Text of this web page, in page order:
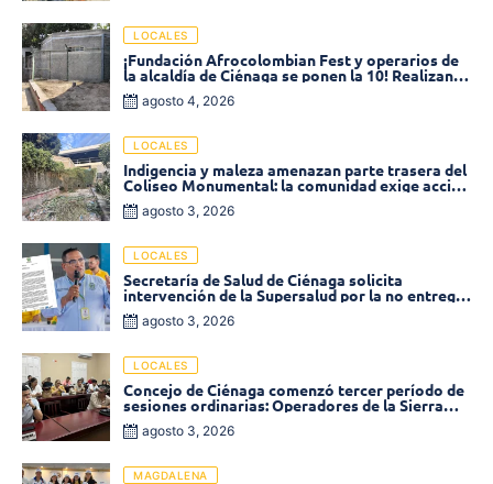
LOCALES
¡Fundación Afrocolombian Fest y operarios de
la alcaldía de Ciénaga se ponen la 10! Realizan
limpieza de la parte posterior del Coliseo
Monumental
agosto 4, 2026
LOCALES
Indigencia y maleza amenazan parte trasera del
Coliseo Monumental: la comunidad exige acción
inmediata!
agosto 3, 2026
LOCALES
Secretaría de Salud de Ciénaga solicita
intervención de la Supersalud por la no entrega
de medicamentos en las EPS
agosto 3, 2026
LOCALES
Concejo de Ciénaga comenzó tercer período de
sesiones ordinarias: Operadores de la Sierra
tema central de la plenaria
agosto 3, 2026
MAGDALENA